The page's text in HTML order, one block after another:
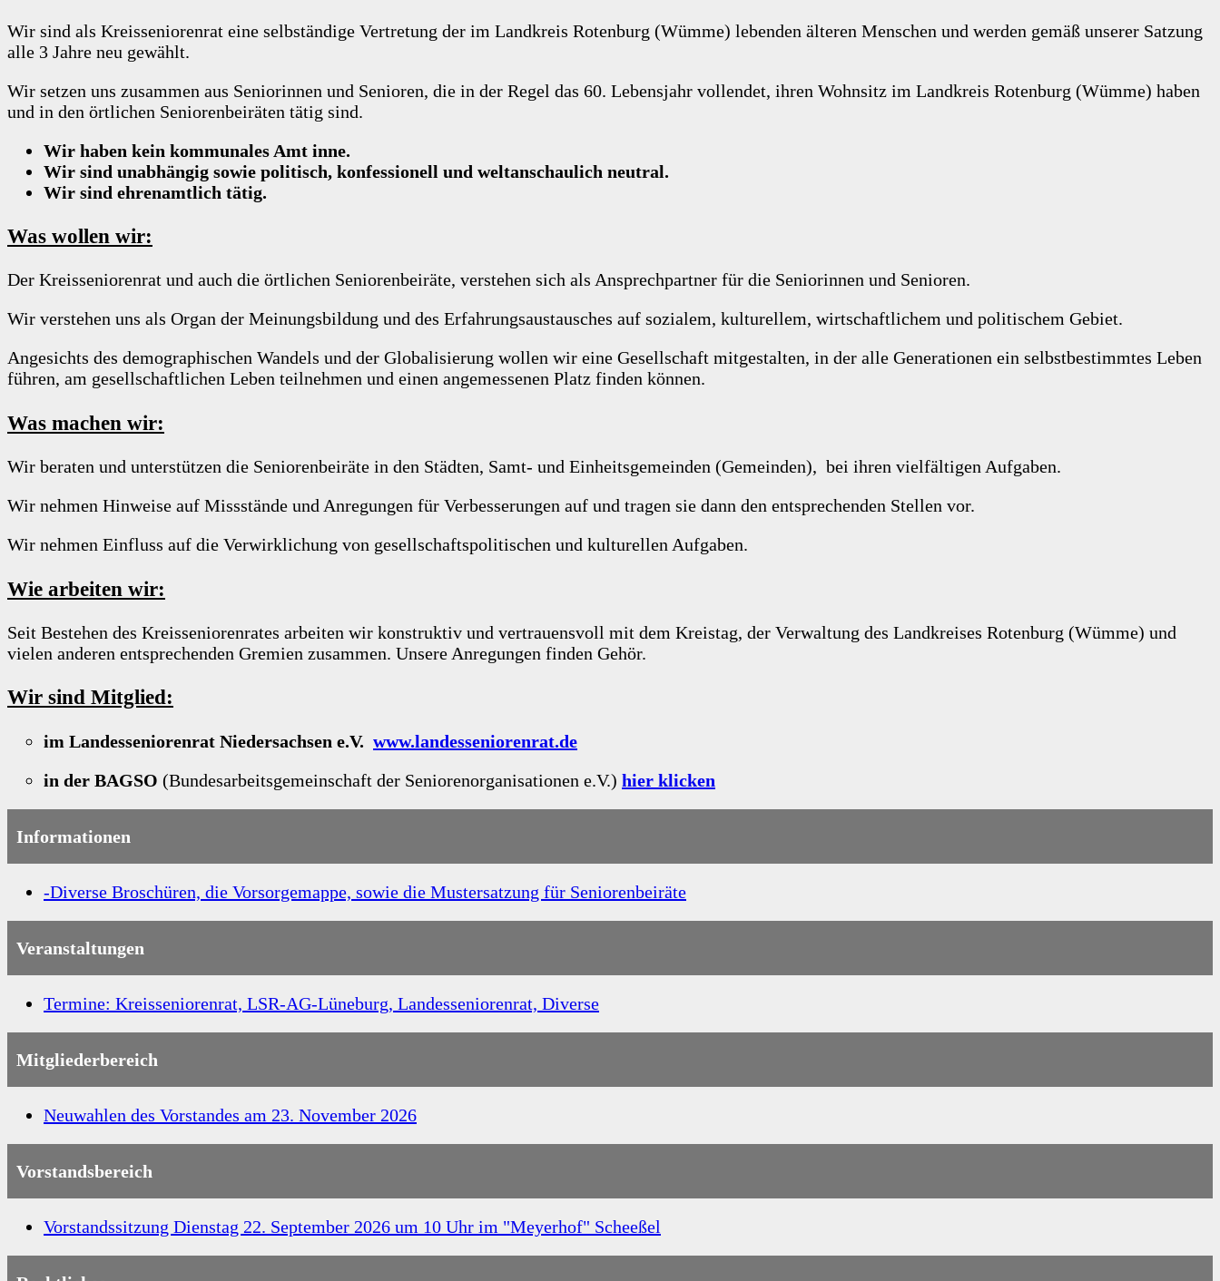
Wir sind als Kreisseniorenrat eine selbständige Vertretung der im Landkreis Rotenburg (Wümme) lebenden älteren Menschen und werden gemäß unserer Satzung
alle 3 Jahre neu gewählt.
Wir setzen uns zusammen aus Seniorinnen und Senioren, die in der Regel das 60. Lebensjahr vollendet, ihren Wohnsitz im Landkreis Rotenburg (Wümme) haben
und in den örtlichen Seniorenbeiräten tätig sind.
Wir haben kein kommunales Amt inne.
Wir sind unabhängig sowie politisch, konfessionell und weltanschaulich neutral.
Wir sind ehrenamtlich tätig.
Was wollen wir:
Der Kreisseniorenrat und auch die örtlichen Seniorenbeiräte, verstehen sich als Ansprechpartner für die Seniorinnen und Senioren.
Wir verstehen uns als Organ der Meinungsbildung und des Erfahrungsaustausches auf sozialem, kulturellem, wirtschaftlichem und politischem Gebiet.
Angesichts des demographischen Wandels und der Globalisierung wollen wir eine Gesellschaft mitgestalten, in der alle Generationen ein selbstbestimmtes Leben
führen, am gesellschaftlichen Leben teilnehmen und einen angemessenen Platz finden können.
Was machen wir:
Wir beraten und unterstützen die Seniorenbeiräte in den Städten, Samt- und Einheitsgemeinden (Gemeinden), bei ihren vielfältigen Aufgaben.
Wir nehmen Hinweise auf Missstände und Anregungen für Verbesserungen auf und tragen sie dann den entsprechenden Stellen vor.
Wir nehmen Einfluss auf die Verwirklichung von gesellschaftspolitischen und kulturellen Aufgaben.
Wie arbeiten wir:
Seit Bestehen des Kreisseniorenrates arbeiten wir konstruktiv und vertrauensvoll mit dem Kreistag, der Verwaltung des Landkreises Rotenburg (Wümme) und
vielen anderen entsprechenden Gremien zusammen. Unsere Anregungen finden Gehör.
Wir sind Mitglied:
im Landesseniorenrat Niedersachsen e.V. www.landesseniorenrat.de
in der BAGSO (Bundesarbeitsgemeinschaft der Seniorenorganisationen e.V.) hier klicken
Informationen
-Diverse Broschüren, die Vorsorgemappe, sowie die Mustersatzung für Seniorenbeiräte
Veranstaltungen
Termine: Kreisseniorenrat, LSR-AG-Lüneburg, Landesseniorenrat, Diverse
Mitgliederbereich
Neuwahlen des Vorstandes am 23. November 2026
Vorstandsbereich
Vorstandssitzung Dienstag 22. September 2026 um 10 Uhr im "Meyerhof" Scheeßel